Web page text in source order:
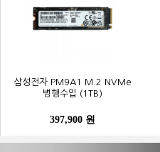
삼성전자 PM9A1 M.2 NVMe
병행수입 (1TB)
397,900 원